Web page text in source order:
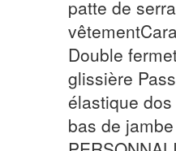
patte de
Double
glissière
élastique
bas de